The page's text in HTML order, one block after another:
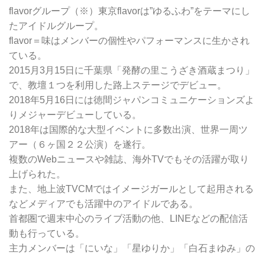
flavorグループ（※）東京flavorは”ゆるふわ”をテーマにし
たアイドルグループ。
flavor＝味はメンバーの個性やパフォーマンスに生かされ
ている。
2015月3月15日に千葉県「発酵の里こうざき酒蔵まつり」
で、教壇１つを利用した路上ステージでデビュー。
2018年5月16日には徳間ジャパンコミュニケーションズよ
りメジャーデビューしている。
2018年は国際的な大型イベントに多数出演、世界一周ツ
アー（６ヶ国２２公演）を遂行。
複数のWebニュースや雑誌、海外TVでもその活躍が取り
上げられた。
また、地上波TVCMではイメージガールとして起用される
などメディアでも活躍中のアイドルである。
首都圏で週末中心のライブ活動の他、LINEなどの配信活
動も行っている。
主力メンバーは「にいな」「星ゆりか」「白石まゆみ」の